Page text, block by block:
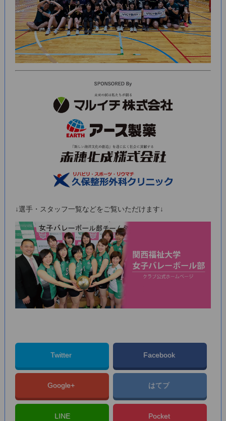
↓選手・スタッフ一覧などをご覧いただけます↓
Twitter Facebook
Google+ はてブ
LINE Pocket